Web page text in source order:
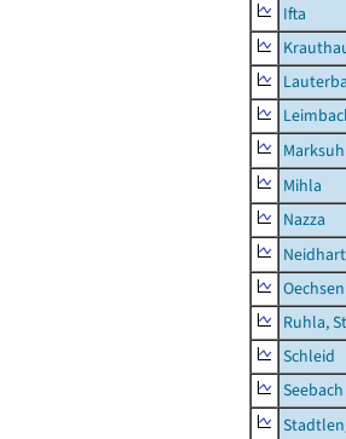
Ifta
Mihla
Nazza
Oechsen
Ruhla,
Schleid
Seebach